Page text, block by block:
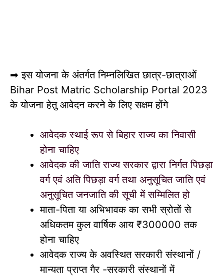
➡ इस योजना के अंतर्गत निम्नलिखित छात्र-छात्राओं
Bihar Post Matric Scholarship Portal 2023
के योजना हेतु आवेदन करने के लिए सक्षम होंगे
आवेदक स्थाई रूप से बिहार राज्य का निवासी
होना चाहिए
आवेदक की जाति राज्य सरकार द्वारा निर्गत पिछड़ा
वर्ग एवं अति पिछड़ा वर्ग तथा अनुसूचित जाति एवं
अनुसूचित जनजाति की सूची में सम्मिलित हो
माता-पिता या अभिभावक का सभी स्रोतों से
अधिकतम कुल वार्षिक आय ₹300000 तक
होना चाहिए
आवेदक राज्य के अवस्थित सरकारी संस्थानों /
मान्यता प्राप्त गैर -सरकारी संस्थानों में